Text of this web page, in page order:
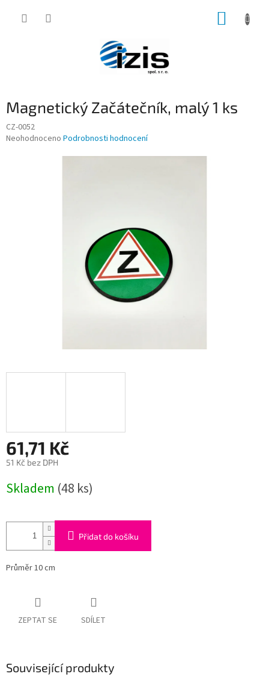
Magnetický Začátečník, malý 1 ks
CZ-0052
Průměrné
Neohodnoceno Podrobnosti hodnocení
61,71 Kč
51 Kč bez DPH
cena:
Skladem (48 ks)
Přidat do košíku
Průměr 10 cm
ZEPTAT SE SDÍLET
Související produkty